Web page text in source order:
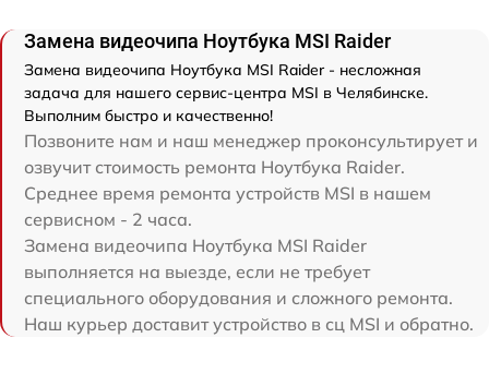
Замена видеочипа Ноутбука MSI Raider
Замена видеочипа Ноутбука MSI Raider - несложная
задача для нашего сервис-центра MSI в Челябинске.
Выполним быстро и качественно!
Позвоните нам и наш менеджер проконсультирует и
озвучит стоимость ремонта Ноутбука Raider.
Среднее время ремонта устройств MSI в нашем
сервисном - 2 часа.
Замена видеочипа Ноутбука MSI Raider
выполняется на выезде, если не требует
специального оборудования и сложного ремонта.
Наш курьер доставит устройство в сц MSI и обратно.